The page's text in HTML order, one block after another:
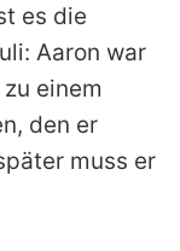
es die
Aaron war
einem
den er
muss er